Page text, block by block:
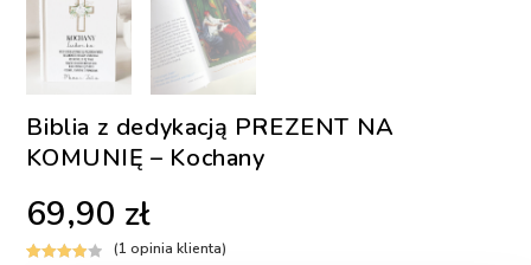
Biblia z dedykacją PREZENT NA
KOMUNIĘ – Kochany
69,90 zł
(1 opinia klienta)